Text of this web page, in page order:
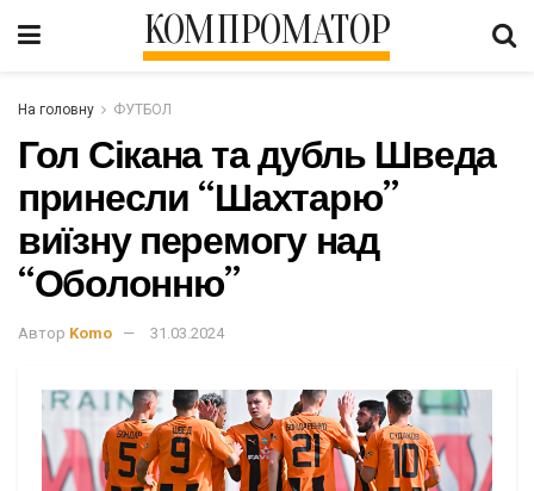
КОМПРОМАТОР
На головну ФУТБОЛ
Гол Сікана та дубль Шведа
принесли “Шахтарю”
виїзну перемогу над
“Оболонню”
Автор Komo 31.03.2024